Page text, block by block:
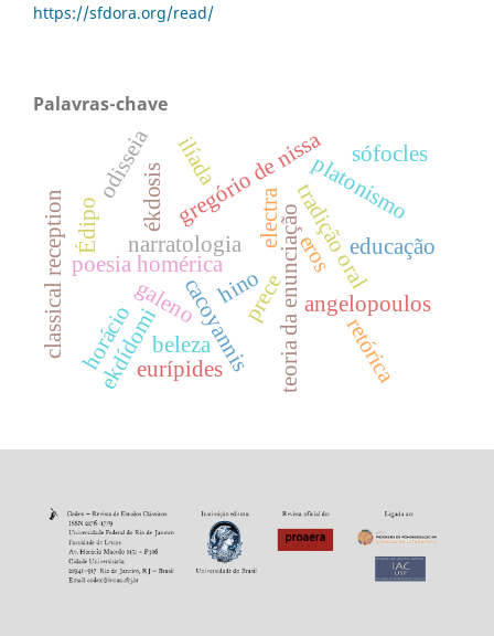
https://sfdora.org/read/
Palavras-chave
poesia homérica tradição oral
narratologia teoria da enunciação
classical reception electra
cacoyannis angelopoulos
gregório de nissa
retórica
educação
galeno
ékdosis
ekdídomi
hinoprece
platonismo
eros
beleza
ilíada
odisseia
horácioeurípides
sófocles
Édipo